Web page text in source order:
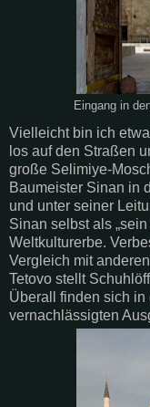
Eingang in
Vielleicht bin ich
los auf den Straßen
große Selimiye-
Baumeister Sinan in
und unter seiner
Sinan selbst als
Weltkulturerbe.
Vergleich mit
Tetovo stellt
Überall finden sich
vernachlässigten